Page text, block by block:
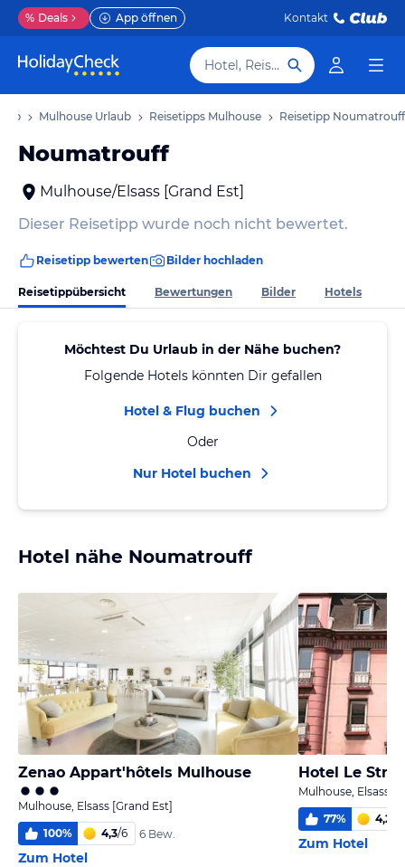
% Deals App öffnen Kontakt
Hotel, Reiseziel
Mulhouse Urlaub Reisetipps Mulhouse Reisetipp Noumatrouff
Noumatrouff
Mulhouse/Elsass [Grand Est]
Dieser Reisetipp wurde noch nicht bewertet.
Reisetipp bewerten Bilder hochladen
Reisetippübersicht Bewertungen Bilder Hotels
Möchtest Du Urlaub in der Nähe buchen?
Folgende Hotels könnten Dir gefallen
Hotel & Flug buchen
Oder
Nur Hotel buchen
Hotel nähe Noumatrouff
Zenao Appart'hôtels Mulhouse
Mulhouse, Elsass [Grand Est]
100% 4,3/6 6 Bew.
Zum Hotel
Hotel Le
Mulhouse, Elsass
77% 4,2
Zum Hotel